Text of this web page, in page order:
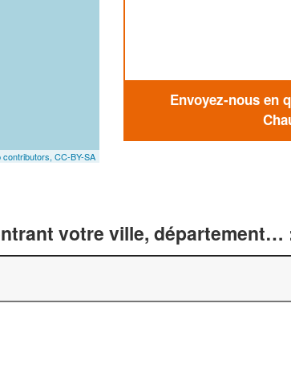
contributors, CC-BY-SA
Envoyez-nous en
votre ville, département…